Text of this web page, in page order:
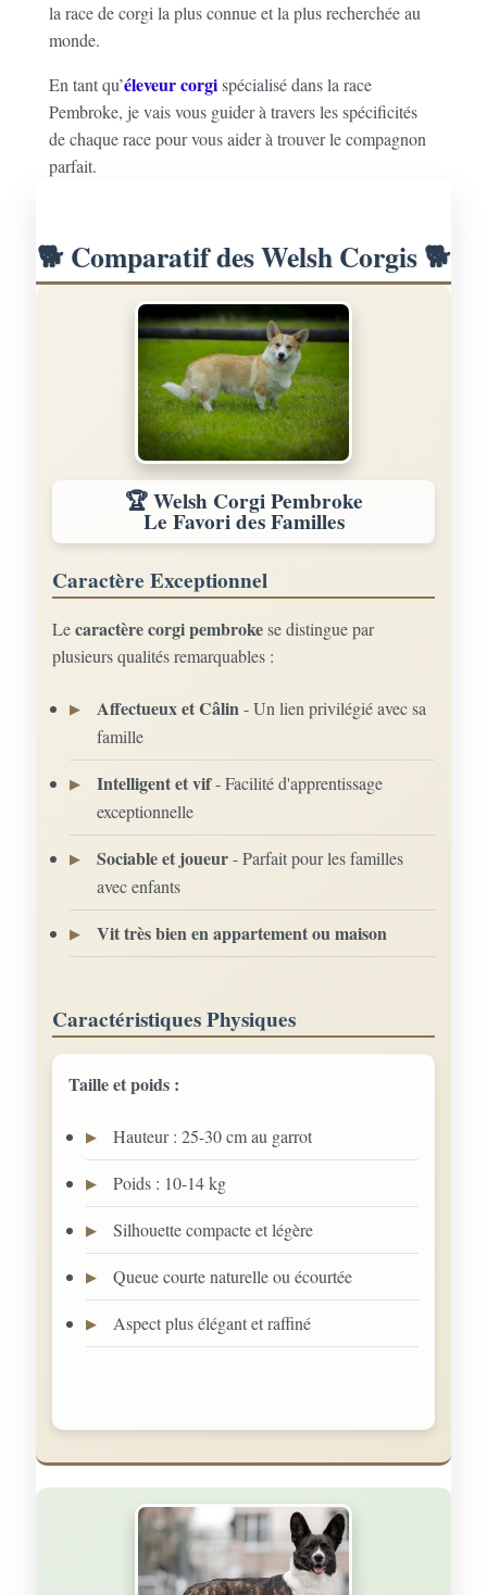
la race de corgi la plus connue et la plus recherchée au
monde.
En tant qu’éleveur corgispécialisé dans la race
Pembroke, je vais vous guider à travers les spécificités
de chaque race pour vous aider à trouver le compagnon
parfait.
🐕 Comparatif des Welsh Corgis 🐕
🏆 Welsh Corgi Pembroke
Le Favori des Familles
Caractère Exceptionnel
Lecaractère corgi pembrokese distingue par
plusieurs qualités remarquables :
Affectueux et Câlin- Un lien privilégié avec sa
famille
Intelligent et vif- Facilité d'apprentissage
exceptionnelle
Sociable et joueur- Parfait pour les familles
avec enfants
Vit très bien en appartement ou maison
Caractéristiques Physiques
Taille et poids :
Hauteur : 25-30 cm au garrot
Poids : 10-14 kg
Silhouette compacte et légère
Queue courte naturelle ou écourtée
Aspect plus élégant et raffiné